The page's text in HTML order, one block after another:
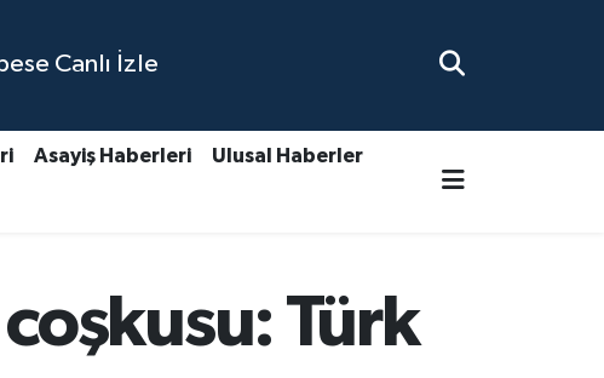
Canlı İzle
Asayiş Haberleri Ulusal Haberler
Türk